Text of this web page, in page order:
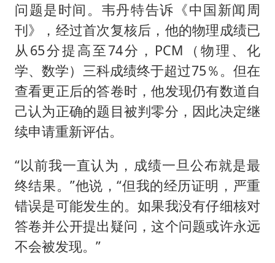
问题是时间。韦丹特告诉《中国新闻周
刊》，经过首次复核后，他的物理成绩已
从65分提高至74分，PCM（物理、化
学、数学）三科成绩终于超过75％。但在
查看更正后的答卷时，他发现仍有数道自
己认为正确的题目被判零分，因此决定继
续申请重新评估。
“以前我一直认为，成绩一旦公布就是最
终结果。”他说，“但我的经历证明，严重
错误是可能发生的。如果我没有仔细核对
答卷并公开提出疑问，这个问题或许永远
不会被发现。”